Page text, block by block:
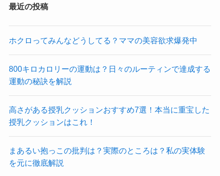
最近の投稿
ホクロってみんなどうしてる？ママの美容欲求爆発中
800キロカロリーの運動は？日々のルーティンで達成する
運動の秘訣を解説
高さがある授乳クッションおすすめ7選！本当に重宝した
授乳クッションはこれ！
まあるい抱っこの批判は？実際のところは？私の実体験
を元に徹底解説